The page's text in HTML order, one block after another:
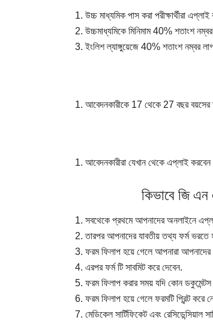
উচ্চ মাধ্যমিক পাস করা পরীক্ষার্থীরা এপ্লাই
উচ্চমাধ্যমিকে মিনিমাম40% শতাংশ নম্বর
ইংলিশ ল্যাঙ্গুয়েজে 40% শতাংশ নম্বর
আবেদনকারীকে 17 থেকে 27 বছর বয়সের
আবেদনকারীরা যেখান থেকে এপ্লাই করবেন
কিভাবেজিএন
সবথেকে প্রথমে আপনাদের অনলাইনে
তারপর আপনাদের যাবতীয় তথ্য ফর্ম ভরতে
ফরম ফিলাপ হয়ে গেলে আপনারা আপনাদের
এরপর ফর্ম টি সাবমিট করে দেবেন.
ফরম ফিলাপ করার সময় যদি কোন ডকুমেন্টস
ফরম ফিলাপ হয়ে গেলে ফরমটি প্রিন্ট করে
মেডিকেল সার্টিফিকেট এবং রেসিডেন্সিয়াল